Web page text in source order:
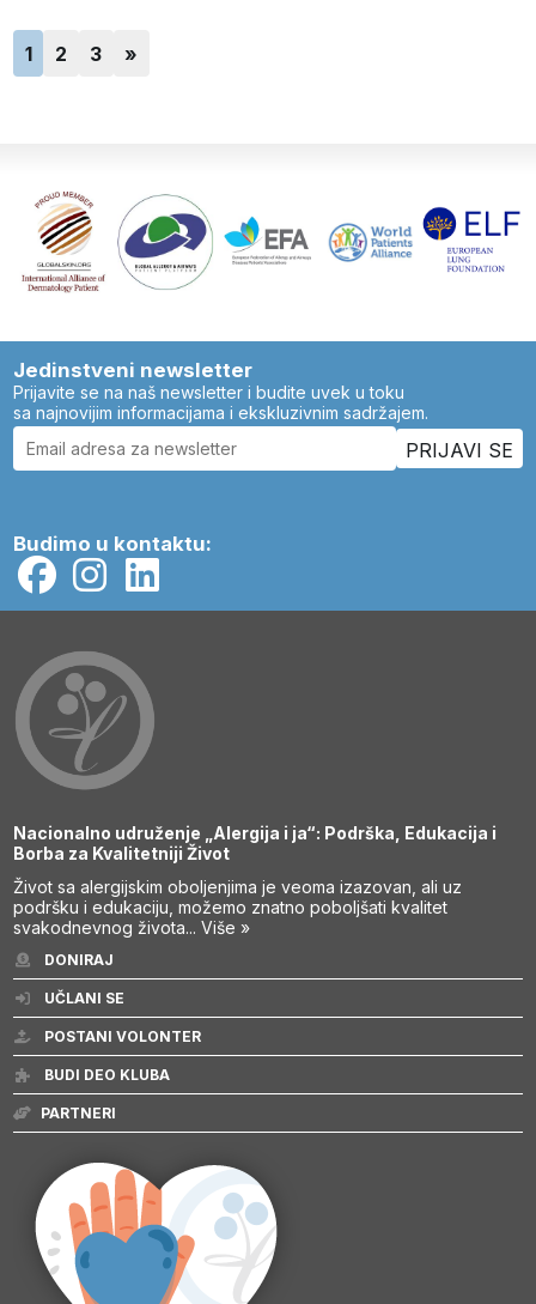
1 2 3 »
Jedinstveni newsletter
Prijavite se na naš newsletter i budite uvek u toku
sa najnovijim informacijama i ekskluzivnim sadržajem.
Budimo u kontaktu:
Nacionalno udruženje „Alergija i ja“: Podrška, Edukacija i
Borba za Kvalitetniji Život
Život sa alergijskim oboljenjima je veoma izazovan, ali uz
podršku i edukaciju, možemo znatno poboljšati kvalitet
svakodnevnog života...Više »
DONIRAJ
UČLANI SE
POSTANI VOLONTER
BUDI DEO KLUBA
PARTNERI